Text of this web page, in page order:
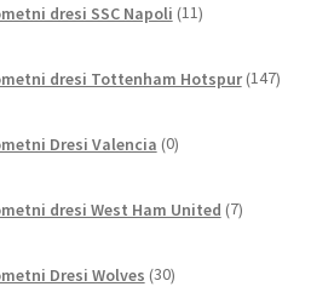
dresi SSC Napoli 11izdelkov
dresi Tottenham Hotspur 147
Dresi Valencia 0izdelkov
dresi West Ham United 7izdelkov
Dresi Wolves 30izdelkov